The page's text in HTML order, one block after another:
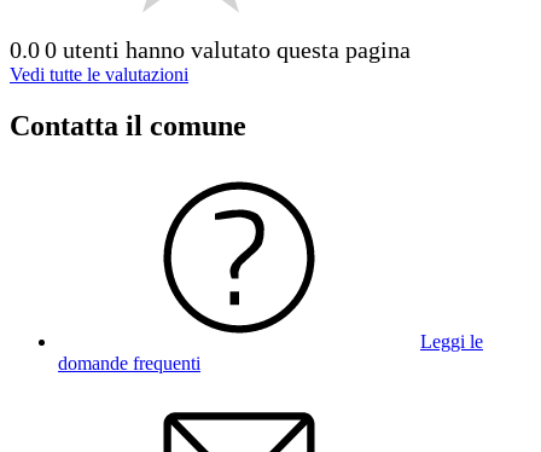
0.00 utenti hanno valutato questa pagina
Vedi tutte le valutazioni
Contatta il comune
Leggi le
domande frequenti